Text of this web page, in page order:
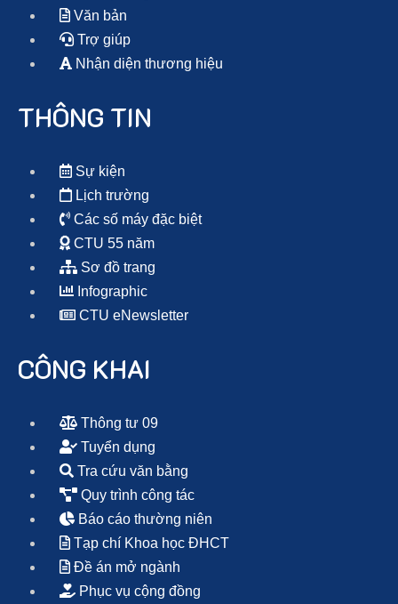
Văn bản
Trợ giúp
Nhận diện thương hiệu
THÔNG TIN
Sự kiện
Lịch trường
Các số máy đặc biệt
CTU 55 năm
Sơ đồ trang
Infographic
CTU eNewsletter
CÔNG KHAI
Thông tư 09
Tuyển dụng
Tra cứu văn bằng
Quy trình công tác
Báo cáo thường niên
Tạp chí Khoa học ĐHCT
Đề án mở ngành
Phục vụ cộng đồng